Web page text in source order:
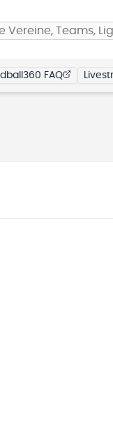
Vereine, Teams,
FAQ